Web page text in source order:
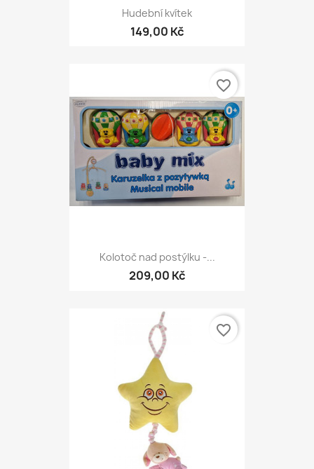
Hudební kvítek
149,00 Kč
Kolotoč nad postýlku -...
209,00 Kč
favorite_border
favorite_border